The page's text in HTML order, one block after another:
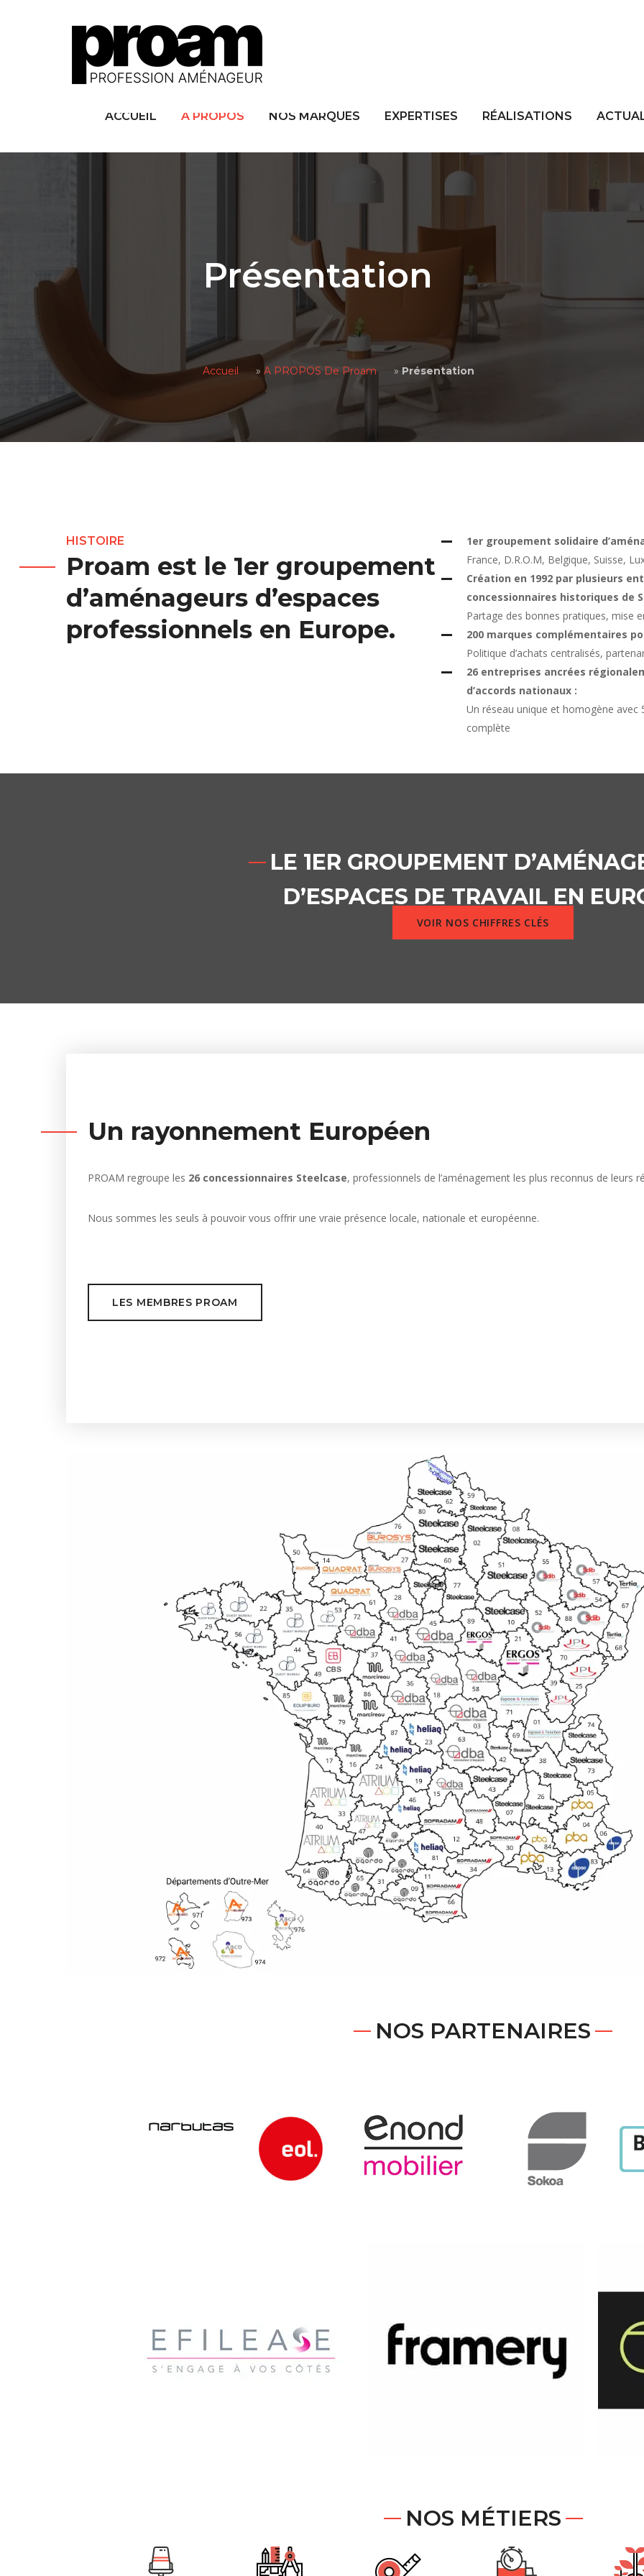
ACCUEIL À PROPOS NOS MARQUES EXPERTISES RÉALISATIONS
Présentation
Accueil » A PROPOS De Proam » Présentation
HISTOIRE
Proam est le 1er groupement
d’aménageurs d’espaces
professionnels en Europe.
1er groupement solidaire
France, D.R.O.M, Belgique, Suisse,
Création en 1992 par plusieurs
concessionnaires historiques de
Partage des bonnes pratiques, mise
200 marques complémentaires
Politique d’achats centralisés,
26 entreprises ancrées
d’accords nationaux :
Un réseau unique et homogène
complète
LE 1ER GROUPEMENT
D’ESPACES DE TRAVAIL EN
VOIR NOS CHIFFRES CLÉS
Un rayonnement Européen
PROAM regroupe les 26 concessionnaires Steelcase, professionnels de l’aménagement les plus reconnus de leurs
Nous sommes les seuls à pouvoir vous offrir une vraie présence locale, nationale et européenne.
LES MEMBRES PROAM
NOS PARTENAIRES
NOS MÉTIERS